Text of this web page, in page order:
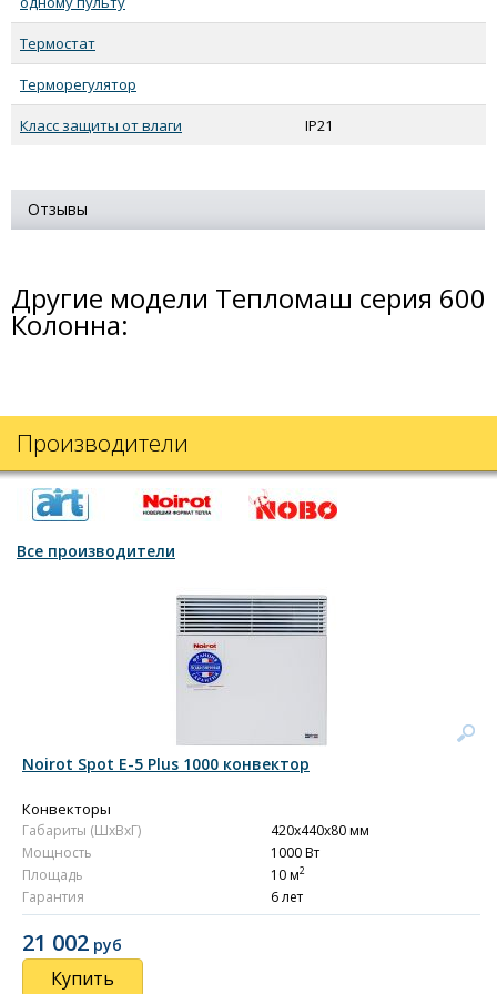
Термостат
Терморегулятор
Класс защиты от влаги IP21
Отзывы
Другие модели Тепломаш серия 600
Колонна:
Производители
Все производители
Noirot Spot E-5 Plus 1000 конвектор
Конвекторы
Габариты (ШxВxГ)
420x440x80 мм
Мощность
1000 Вт
Площадь
10 м2
Гарантия 6 лет
21 002 руб
Купить